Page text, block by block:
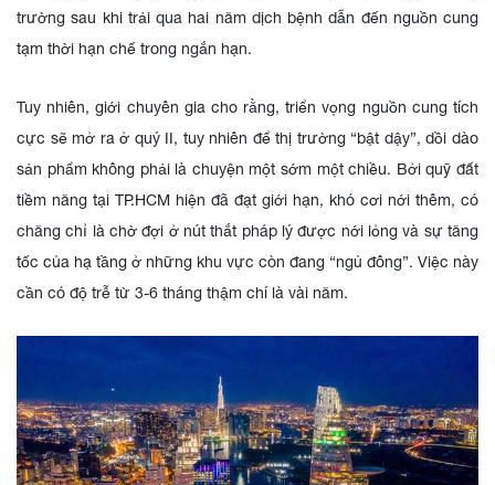
trường sau khi trải qua hai năm dịch bệnh dẫn đến nguồn cung
tạm thời hạn chế trong ngắn hạn.
Tuy nhiên, giới chuyên gia cho rằng, triển vọng nguồn cung tích
cực sẽ mở ra ở quý II, tuy nhiên để thị trường “bật dậy”, dồi dào
sản phẩm không phải là chuyện một sớm một chiều. Bởi quỹ đất
tiềm năng tại TP.HCM hiện đã đạt giới hạn, khó cơi nới thêm, có
chăng chỉ là chờ đợi ở nút thắt pháp lý được nới lỏng và sự tăng
tốc của hạ tầng ở những khu vực còn đang “ngủ đông”. Việc này
cần có độ trễ từ 3-6 tháng thậm chí là vài năm.